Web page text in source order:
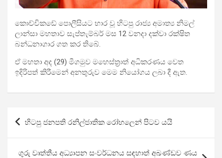
කොච්චිකඩේ පොලීසියට භාර වූ හිටපු රාජ්‍ය අමාත්‍ය නිමල්
ලාන්සා මහතාව සැප්තැම්බර් මස 12 වනදා දක්වා රක්ෂිත
බන්ධනාගාර ගත කර තිබේ.
ඒ මහතා අද (29) මීගමුව මහෙස්ත්‍රාත් අධිකරණය වෙත
ඉදිරිපත් කිරීමෙන් අනතුරුව මෙම නියෝගය ලබා දී ඇත.
Post
navigation
හිටපු ජනපති රනිල්ජාතික රෝහලෙන් පිටව යයි
ගුරු වෘත්තීය අධ්‍යාපන සංවර්ධනය සඳහාත් අඛණ්ඩව ණය